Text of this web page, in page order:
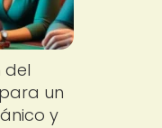
del
un
y